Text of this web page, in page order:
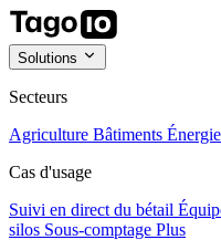
Solutions
Secteurs
Agriculture Bâtiments Énergie
Cas d'usage
Suivi en direct du bétail
silos Sous-comptage Plus